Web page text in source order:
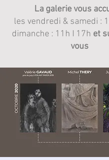
La galerie vous
les vendredi & samedi :
dimanche : 11h I 17h et
vous